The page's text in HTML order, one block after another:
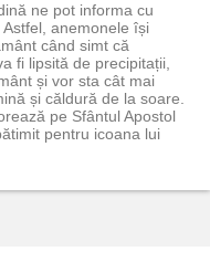
ne pot informa cu
anemonele își
când simt că
fi lipsită de precipitații,
și vor sta cât mai
și căldură de la soare.
pe Sfântul Apostol
pentru icoana lui